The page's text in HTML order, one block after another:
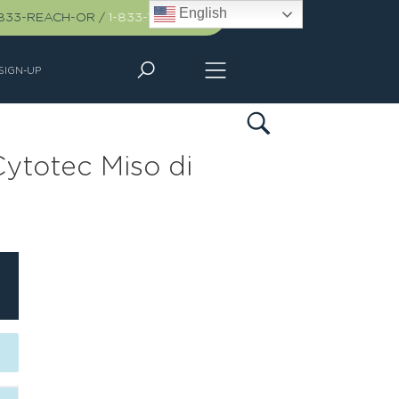
REACH-OR / 1-833-732-2467
UP
Miso di
English